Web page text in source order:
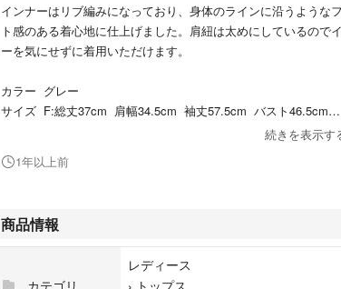
インナーはリブ編みになっており、身体のラインに沿うような
ト感のある着心地に仕上げました。肩紐は太めにしているので
ーを気にせずに着用いただけます。
カラー グレー
サイズ F:総丈37cm 肩幅34.5cm 袖丈57.5cm バスト46.5cm
コメントなし購入大歓迎です！
#マッシュグループ
続きを表示す
1年以上前
商品情報
カテゴリ
レディース
› トップス